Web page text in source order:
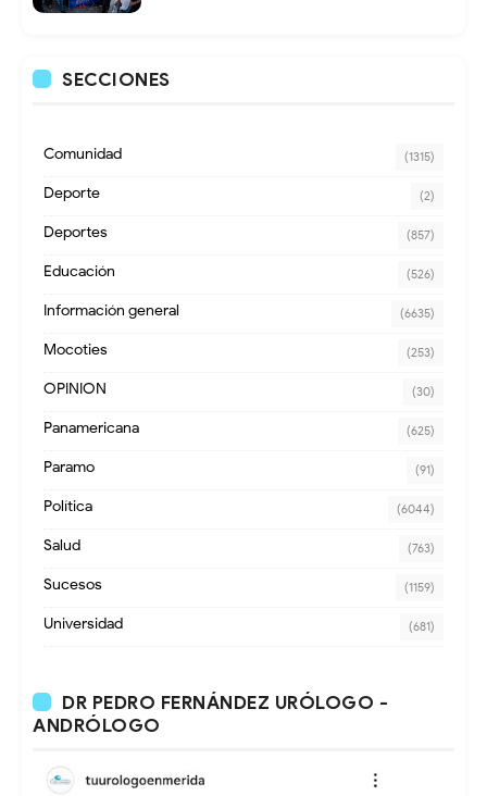
SECCIONES
Comunidad (1315)
Deporte (2)
Deportes (857)
Educación (526)
Información general (6635)
Mocoties (253)
OPINION (30)
Panamericana (625)
Paramo (91)
Política (6044)
Salud (763)
Sucesos (1159)
Universidad (681)
DR PEDRO FERNÁNDEZ URÓLOGO -
ANDRÓLOGO